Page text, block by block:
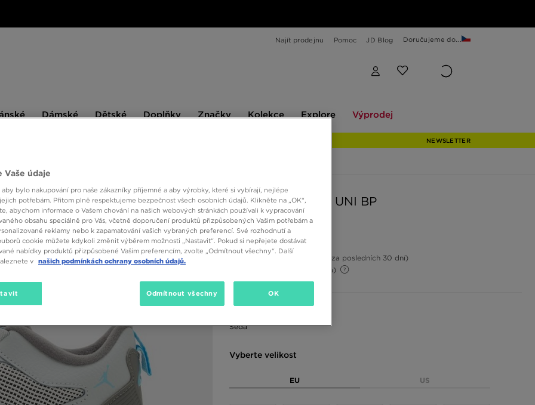
Najít prodejnu Pomoc JD Blog Doručujeme do...
Dámské Dětské Doplňky Značky Kolekce Explore Výprodej
NEWSLETTER
JORDAN MVP 92 UNI BP
1090 Kč
(Nejnižší cena za posledních 30 dní)
(Původní cena)
Šedá
Vyberte velikost
EU US
Vaše údaje
aby bylo nakupování pro naše zákazníky příjemné a aby výrobky, které si vybírají, nejlépe
potřebám. Přitom plně respektujeme bezpečnost všech osobních údajů. Klikněte na „OK“,
abychom informace o Vašem chování na našich webových stránkách používali k vypracování
obsahu speciálně pro Vás, včetně doporučení produktů přizpůsobených Vašim potřebám a
reklamy nebo k zapamatování vašich vybraných preferencí. Své rozhodnutí a
cookie můžete kdykoli změnit výběrem možnosti „Nastavit“. Pokud si nepřejete dostávat
nabídky produktů přizpůsobené Vašim preferencím, zvolte „Odmítnout všechny“. Další
v našich podmínkách ochrany osobních údajů.
Odmítnout všechny OK